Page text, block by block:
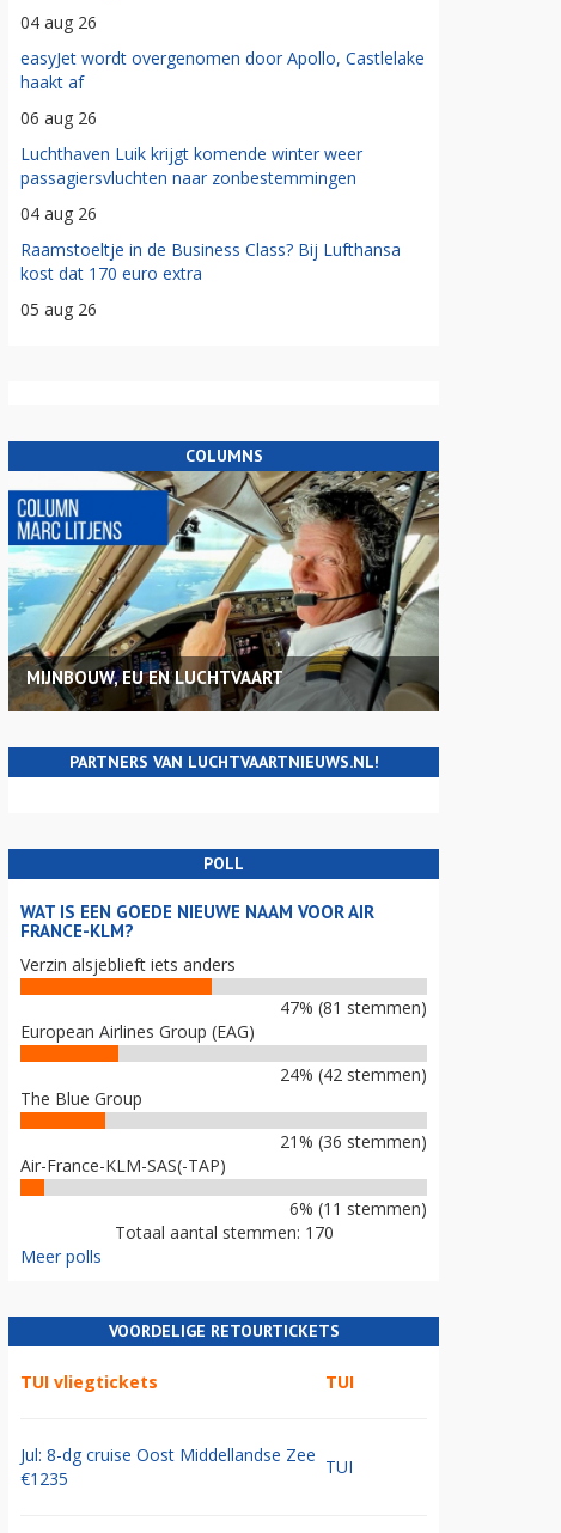
04 aug 26
easyJet wordt overgenomen door Apollo, Castlelake
haakt af
06 aug 26
Luchthaven Luik krijgt komende winter weer
passagiersvluchten naar zonbestemmingen
04 aug 26
Raamstoeltje in de Business Class? Bij Lufthansa
kost dat 170 euro extra
05 aug 26
COLUMNS
MIJNBOUW, EU EN LUCHTVAART
PARTNERS VAN LUCHTVAARTNIEUWS.NL!
POLL
WAT IS EEN GOEDE NIEUWE NAAM VOOR AIR
FRANCE-KLM?
Verzin alsjeblieft iets anders
47% (81 stemmen)
European Airlines Group (EAG)
24% (42 stemmen)
The Blue Group
21% (36 stemmen)
Air-France-KLM-SAS(-TAP)
6% (11 stemmen)
Totaal aantal stemmen: 170
Meer polls
VOORDELIGE RETOURTICKETS
TUI vliegtickets TUI
Jul: 8-dg cruise Oost Middellandse Zee
€1235
TUI